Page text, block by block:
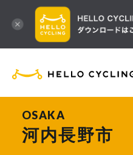
OSAKA
河内長野市